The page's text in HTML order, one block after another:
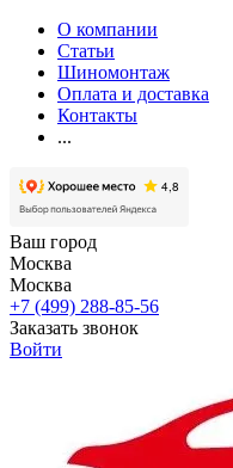
О компании
Статьи
Шиномонтаж
Оплата и доставка
Контакты
...
Ваш город
Москва
Москва
+7 (499) 288-85-56
Заказать звонок
Войти